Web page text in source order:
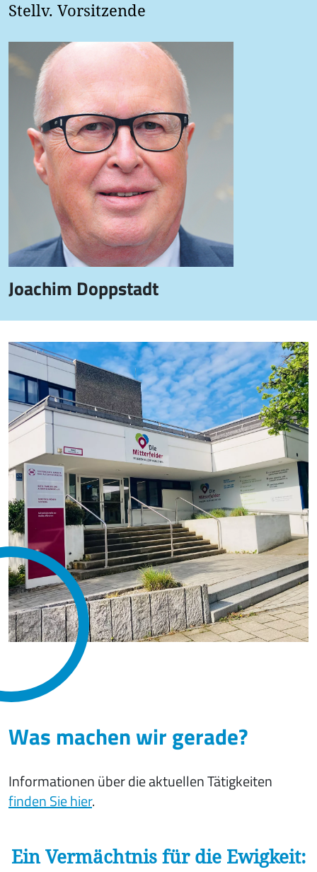
Stellv. Vorsitzende
Joachim Doppstadt
Was machen wir gerade?
Informationen über die aktuellen Tätigkeiten
finden Sie hier.
Ein Vermächtnis für die Ewigkeit: